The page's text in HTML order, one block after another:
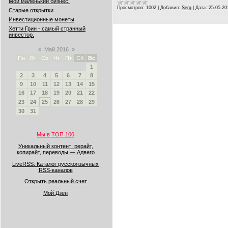
Старые открытки
Инвестиционные монеты
Хетти Грин - самый странный
инвестор.
« Май 2016 »
Пн
Вт Ср Чт Пт Сб
Вс
1
2
3 4 5 6 7
8
9
10 11 12 13 14
15
16
17 18 19 20 21
22
23
24 25 26 27 28
29
30
31
Мы в ТОП 100
Уникальный контент: рерайт,
копирайт, переводы — Адвего
LiveRSS: Каталог русскоязычных
RSS-каналов
Открыть реальный счет
Мой Дзен
Просмотров: 1002 Добавил: Serg Дата: